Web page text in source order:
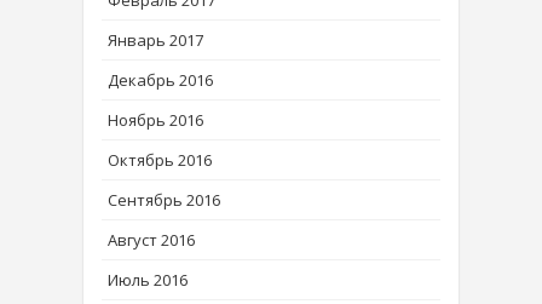
Январь 2017
Декабрь 2016
Ноябрь 2016
Октябрь 2016
Сентябрь 2016
Август 2016
Июль 2016